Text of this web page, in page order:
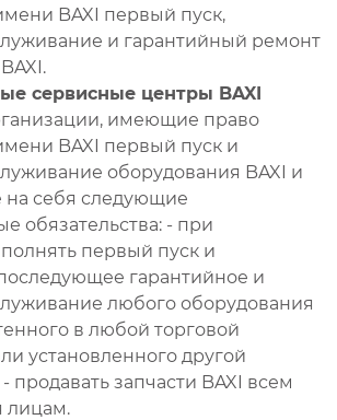
BAXI первый пуск,
и гарантийный ремонт
сервисные центры BAXI
имеющие право
BAXI первый пуск и
оборудования BAXI и
себя следующие
обязательства: - при
первый пуск и
гарантийное и
любого оборудования
в любой торговой
установленного другой
продавать запчасти BAXI всем
лицам.